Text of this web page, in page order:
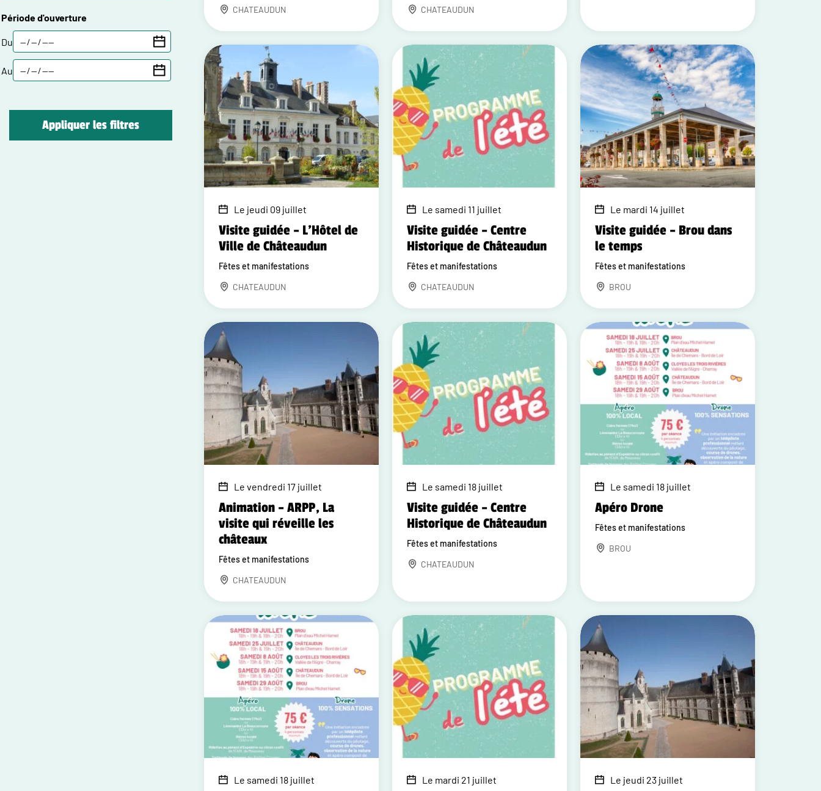
Période d'ouverture
Du
Au
Appliquer les filtres
CHATEAUDUN
CHATEAUDUN
Le jeudi 09 juillet
Visite guidée – L'Hôtel de
Ville de Châteaudun
Fêtes et manifestations
CHATEAUDUN
Le samedi 11 juillet
Visite guidée – Centre
Historique de Châteaudun
Fêtes et manifestations
CHATEAUDUN
Le mardi 14 juillet
Visite guidée – Brou dans
le temps
Fêtes et manifestations
BROU
Le vendredi 17 juillet
Animation – ARPP, La
visite qui réveille les
châteaux
Fêtes et manifestations
CHATEAUDUN
Le samedi 18 juillet
Visite guidée – Centre
Historique de Châteaudun
Fêtes et manifestations
CHATEAUDUN
Le samedi 18 juillet
Apéro Drone
Fêtes et manifestations
BROU
Le samedi 18 juillet Le mardi 21 juillet Le jeudi 23 juillet